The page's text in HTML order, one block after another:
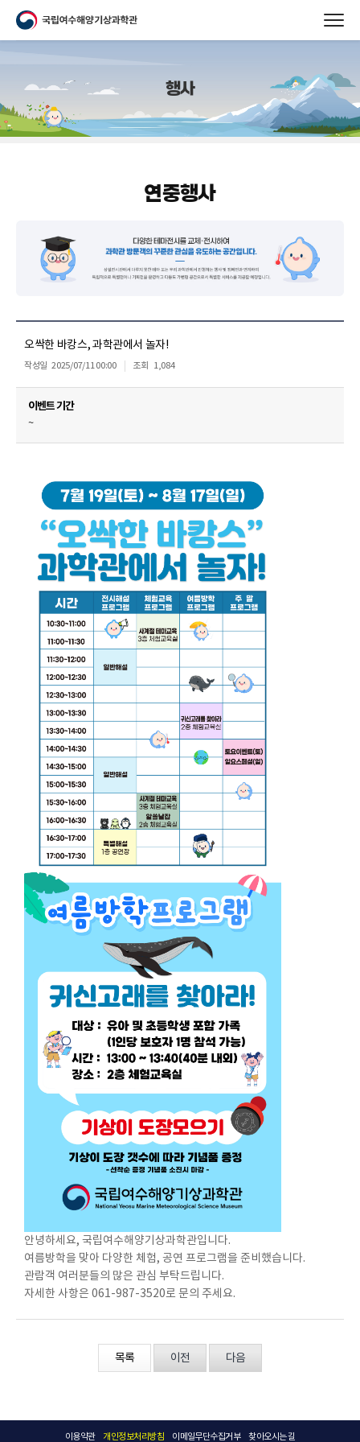
행사
연중행사
오싹한 바캉스, 과학관에서 놀자!
작성일 2025/07/11 00:00 조회 1,084
이벤트 기간
~
안녕하세요, 국립여수해양기상과학관입니다.
여름방학을 맞아 다양한 체험, 공연 프로그램을 준비했습니다.
관람객 여러분들의 많은 관심 부탁드립니다.
자세한 사항은 061-987-3520로 문의 주세요.
목록 이전 다음
이용약관 개인정보처리방침 이메일무단수집거부 찾아오시는 길